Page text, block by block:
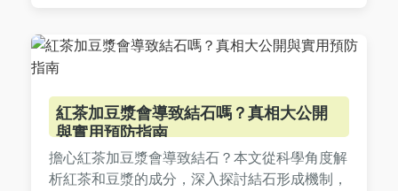
紅茶加豆漿會導致結石嗎？真相大公開
與實用預防指南
擔心紅茶加豆漿會導致結石？本文從科學角度解
析紅茶和豆漿的成分，深入探討結石形成機制，